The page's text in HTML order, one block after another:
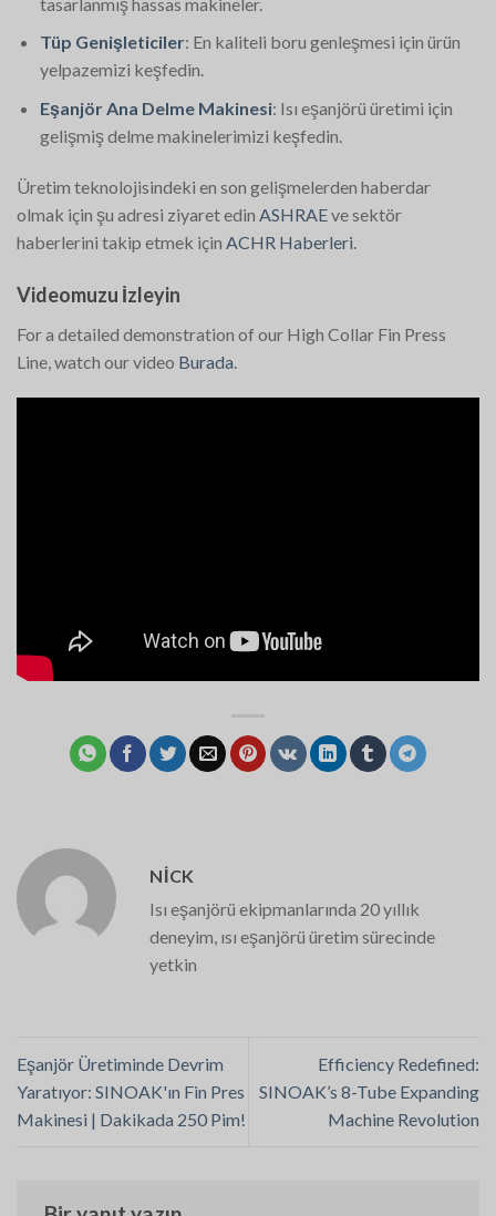
Tüp Genişleticiler: En kaliteli boru genleşmesi için ürün
yelpazemizi keşfedin.
Eşanjör Ana Delme Makinesi: Isı eşanjörü üretimi için
gelişmiş delme makinelerimizi keşfedin.
Üretim teknolojisindeki en son gelişmelerden haberdar
olmak için şu adresi ziyaret edin ASHRAEve sektör
haberlerini takip etmek için ACHR Haberleri
Videomuzu İzleyin
For a detailed demonstration of our High Collar Fin Press
Line, watch our video Burada
NICK
Isı eşanjörü ekipmanlarında 20 yıllık
deneyim, ısı eşanjörü üretim sürecinde
yetkin
Eşanjör Üretiminde Devrim
Yaratıyor: SINOAK'ın Fin Pres
Makinesi | Dakikada 250 Pim!
Efficiency Redefined:
SINOAK’s 8-Tube Expanding
Machine Revolution